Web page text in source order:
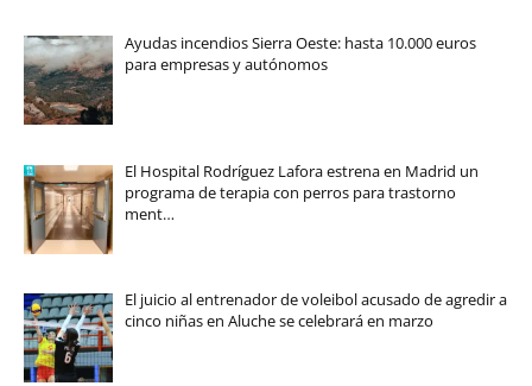
Ayudas incendios Sierra Oeste: hasta 10.000 euros
para empresas y autónomos
El Hospital Rodríguez Lafora estrena en Madrid un
programa de terapia con perros para trastorno
ment…
El juicio al entrenador de voleibol acusado de agredir a
cinco niñas en Aluche se celebrará en marzo